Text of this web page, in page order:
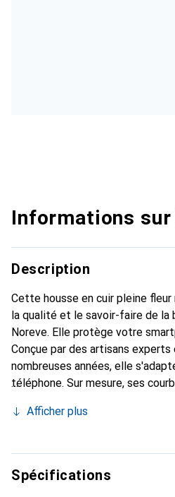
Informations
Description
Cette housse en cuir pleine
la qualité et le savoir-faire de la
Noreve. Elle protège votre
Conçue par des artisans
nombreuses années, elle
téléphone. Sur mesure, ses
chic et indispensable pour votre
marque Noreve est un choix sûr
exigeante.
Afficher plus
Spécifications